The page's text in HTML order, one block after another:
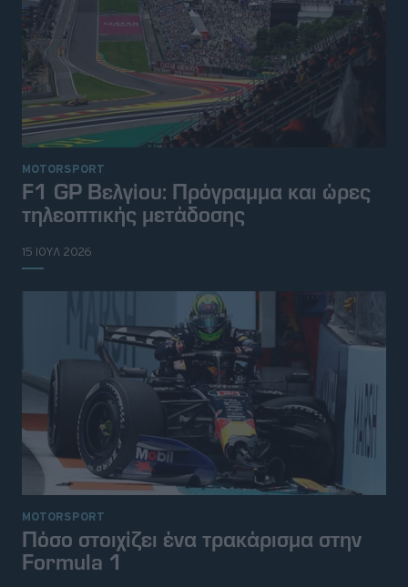
MOTORSPORT
F1 GP Βελγίου: Πρόγραμμα και ώρες
τηλεοπτικής μετάδοσης
15 ΙΟΥΛ 2026
MOTORSPORT
Πόσο στοιχίζει ένα τρακάρισμα στην
Formula 1